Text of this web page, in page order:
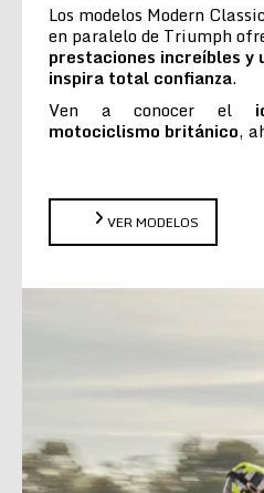
Los modelos Modern
en paralelo de Triumph
prestaciones increíbles y
inspira total confianza.
Ven a conocer el
motociclismo británico,
VER MODELOS